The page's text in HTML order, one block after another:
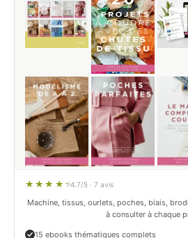
4.7/5 · 7 avis
Machine, tissus, ourlets, poches, biais,
à consulter à chaque
15 ebooks thématiques complets